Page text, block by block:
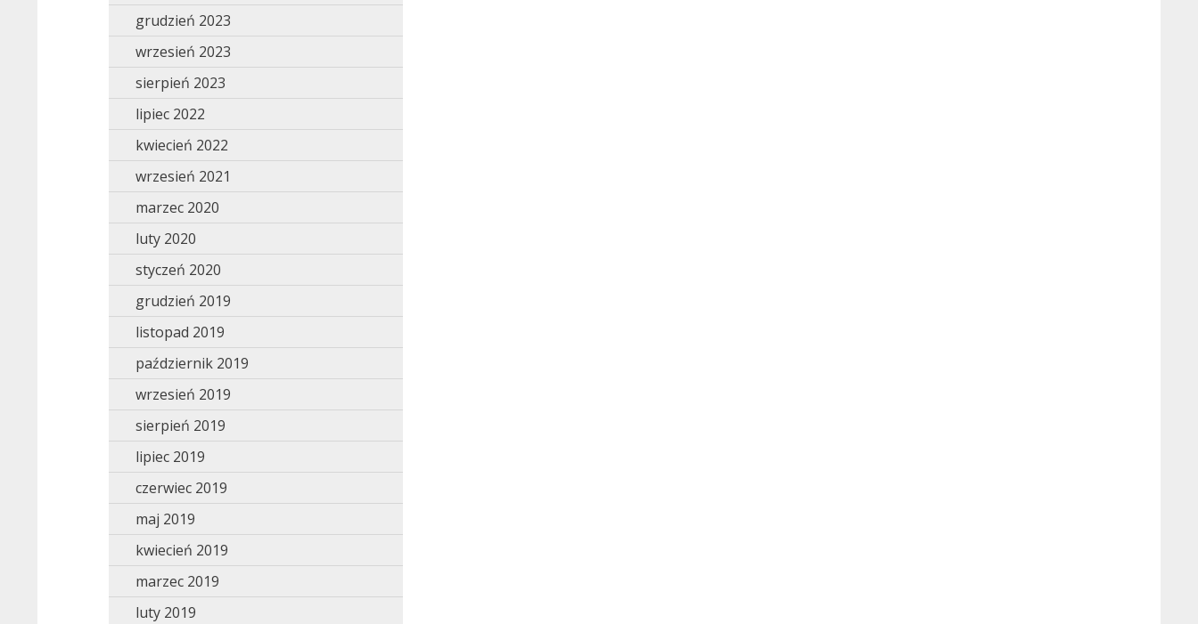
grudzień 2023
wrzesień 2023
sierpień 2023
lipiec 2022
kwiecień 2022
wrzesień 2021
marzec 2020
luty 2020
styczeń 2020
grudzień 2019
listopad 2019
październik 2019
wrzesień 2019
sierpień 2019
lipiec 2019
czerwiec 2019
maj 2019
kwiecień 2019
marzec 2019
luty 2019